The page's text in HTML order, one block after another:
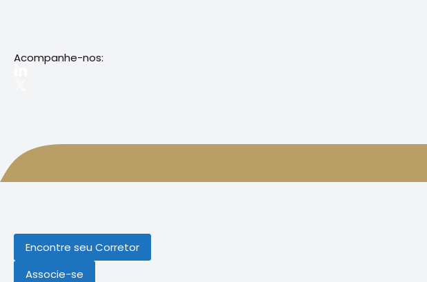
Acompanhe-nos:
Encontre seu Corretor
Associe-se